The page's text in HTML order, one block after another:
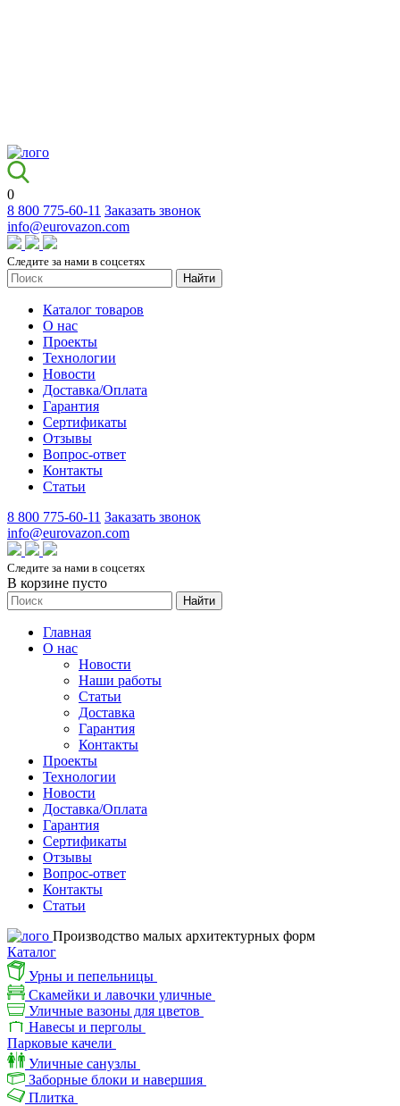
0
8 800 775-60-11 Заказать звонок
info@eurovazon.com
Следите за нами в соцсетях
Найти
Каталог товаров
О нас
Проекты
Технологии
Новости
Доставка/Оплата
Гарантия
Сертификаты
Отзывы
Вопрос-ответ
Контакты
Статьи
8 800 775-60-11 Заказать звонок
info@eurovazon.com
Следите за нами в соцсетях
В корзине пусто
Найти
Главная
О нас
Новости
Наши работы
Статьи
Доставка
Гарантия
Контакты
Проекты
Технологии
Новости
Доставка/Оплата
Гарантия
Сертификаты
Отзывы
Вопрос-ответ
Контакты
Статьи
Производство малых архитектурных форм
Каталог
Урны и пепельницы
Скамейки и лавочки уличные
Уличные вазоны для цветов
Навесы и перголы
Парковые качели
Уличные санузлы
Заборные блоки и навершия
Плитка